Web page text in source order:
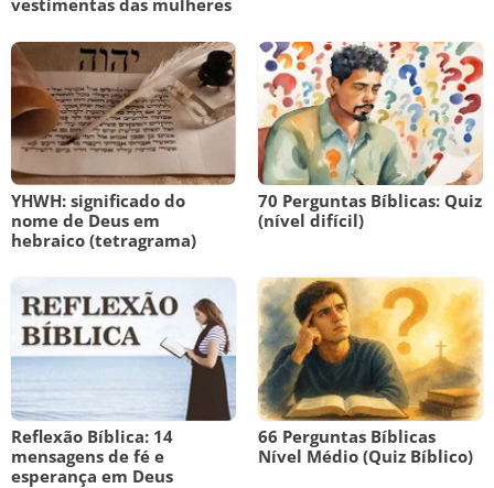
vestimentas das mulheres
YHWH: significado do
nome de Deus em
hebraico (tetragrama)
70 Perguntas Bíblicas: Quiz
(nível difícil)
Reflexão Bíblica: 14
mensagens de fé e
esperança em Deus
66 Perguntas Bíblicas
Nível Médio (Quiz Bíblico)